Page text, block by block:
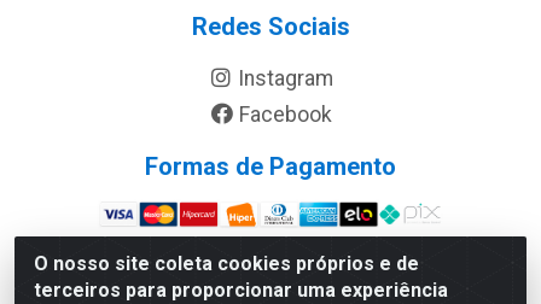
O nosso site coleta cookies próprios e de
terceiros para proporcionar uma experiência
Redes Sociais
Instagram
Facebook
Formas de Pagamento
Site Seguro